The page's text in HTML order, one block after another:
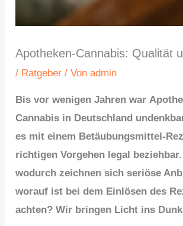
Apotheken-Cannabis: Qualität
/ Ratgeber / Vonadmin
Bis vor wenigen Jahren war
Cannabis in Deutschland
es mit einem Betäubungsmittel-
richtigen Vorgehen legal
wodurch zeichnen sich seriöse
worauf ist bei dem Einlösen des
achten? Wir bringen Licht ins